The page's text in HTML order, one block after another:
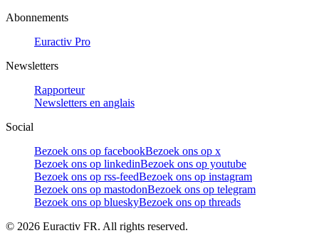
Abonnements
Euractiv Pro
Newsletters
Rapporteur
Newsletters en anglais
Social
Bezoek ons op facebookBezoek ons op x
Bezoek ons op linkedinBezoek ons op youtube
Bezoek ons op rss-feedBezoek ons op instagram
Bezoek ons op mastodonBezoek ons op telegram
Bezoek ons op blueskyBezoek ons op threads
© 2026 Euractiv FR. All rights reserved.